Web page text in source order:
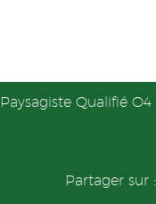
Qualifié O4
Partager sur :